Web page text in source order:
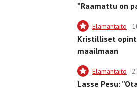
”Raamattu on
Elämäntaito
Kristilliset
maailmaan
Elämäntaito
Lasse Pesu: